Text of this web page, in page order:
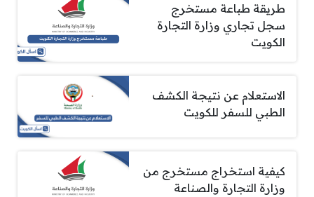
طريقة طباعة مستخرج
سجل تجاري وزارة التجارة
الكويت
الاستعلام عن نتيجة الكشف
الطبي للسفر للكويت
كيفية استخراج مستخرج من
وزارة التجارة والصناعة